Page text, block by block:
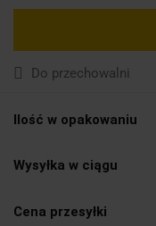
Do przechowalni
Ilość w opakowaniu
Wysyłka w ciągu
Cena przesyłki